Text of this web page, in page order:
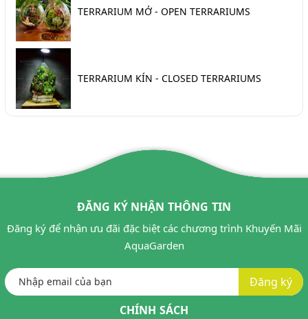
TERRARIUM MỞ - OPEN TERRARIUMS
TERRARIUM KÍN - CLOSED TERRARIUMS
ĐĂNG KÝ NHẬN THÔNG TIN
Đăng ký để nhận ưu đãi đặc biệt các chương trình Khuyến Mãi
AquaGarden
Đăng ký
CHÍNH SÁCH